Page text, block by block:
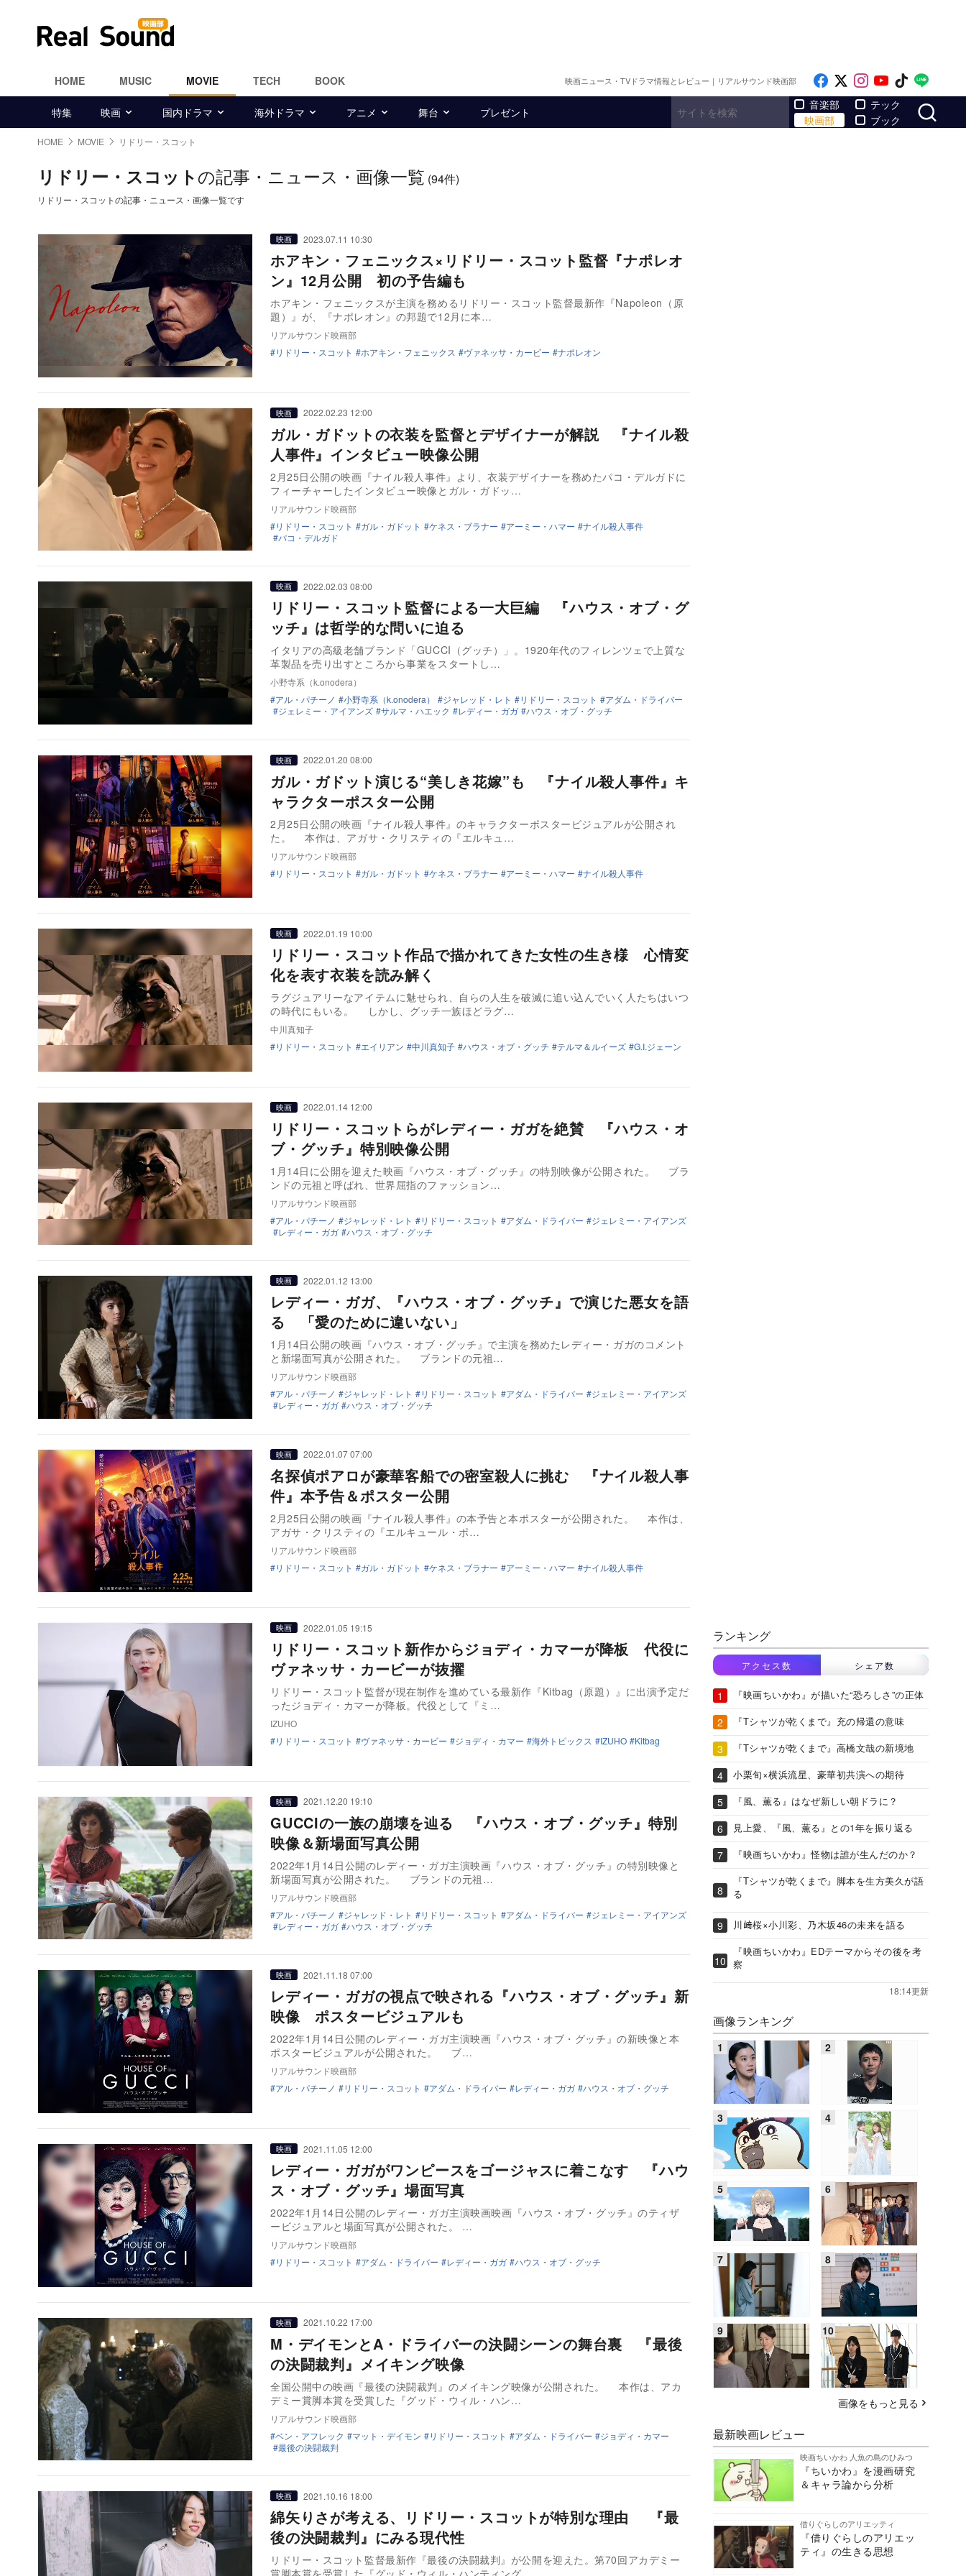
HOME MUSIC MOVIE TECH BOOK 映画ニュース・TVドラマ情報とレビュー｜リアルサウンド映画部 Like on Facebook
Follow on x
Follow on
Follow on
Follow
特集 映画 国内ドラマ 海外ドラマ アニメ 舞台 プレゼント
音楽部
映画部
テック
ブック
HOME MOVIE リドリー・スコット
リドリー・スコットの記事・ニュース・画像一覧 (94件)
リドリー・スコットの記事・ニュース・画像一覧です
映画 2023.07.11 10:30
ホアキン・フェニックス×リドリー・スコット監督『ナポレオ
ン』12月公開 初の予告編も
ホアキン・フェニックスが主演を務めるリドリー・スコット監督最新作『Napoleon（原
題）』が、『ナポレオン』の邦題で12月に本…
リアルサウンド映画部
リドリー・スコット
ホアキン・フェニックス ヴァネッサ・カービー ナポレオン
映画 2022.02.23 12:00
ガル・ガドットの衣装を監督とデザイナーが解説 『ナイル殺
人事件』インタビュー映像公開
2月25日公開の映画『ナイル殺人事件』より、衣装デザイナーを務めたパコ・デルガドに
フィーチャーしたインタビュー映像とガル・ガドッ…
リアルサウンド映画部
リドリー・スコット
ガル・ガドット ケネス・ブラナー アーミー・ハマー
ナイル殺人事件
パコ・デルガド
映画 2022.02.03 08:00
リドリー・スコット監督による一大巨編 『ハウス・オブ・グ
ッチ』は哲学的な問いに迫る
イタリアの高級老舗ブランド「GUCCI（グッチ）」。1920年代のフィレンツェで上質な
革製品を売り出すところから事業をスタートし…
小野寺系（k.onodera）
アル・パチーノ
小野寺系（k.onodera） ジャレッド・レト リドリー・スコット
アダム・ドライバー
ジェレミー・アイアンズ
サルマ・ハエック レディー・ガガ ハウス・オブ・グッチ
映画 2022.01.20 08:00
ガル・ガドット演じる“美しき花嫁”も 『ナイル殺人事件』キ
ャラクターポスター公開
2月25日公開の映画『ナイル殺人事件』のキャラクターポスタービジュアルが公開され
た。 本作は、アガサ・クリスティの『エルキュ…
リアルサウンド映画部
リドリー・スコット
ガル・ガドット ケネス・ブラナー アーミー・ハマー ナイル殺人事件
映画 2022.01.19 10:00
リドリー・スコット作品で描かれてきた女性の生き様 心情変
化を表す衣装を読み解く
ラグジュアリーなアイテムに魅せられ、自らの人生を破滅に追い込んでいく人たちはいつ
の時代にもいる。 しかし、グッチ一族ほどラグ…
中川真知子
リドリー・スコット
エイリアン 中川真知子 ハウス・オブ・グッチ テルマ＆ルイーズ G.I.ジェーン
映画 2022.01.14 12:00
リドリー・スコットらがレディー・ガガを絶賛 『ハウス・オ
ブ・グッチ』特別映像公開
1月14日に公開を迎えた映画『ハウス・オブ・グッチ』の特別映像が公開された。 ブラ
ンドの元祖と呼ばれ、世界屈指のファッション…
リアルサウンド映画部
アル・パチーノ
ジャレッド・レト リドリー・スコット アダム・ドライバー
ジェレミー・アイアンズ
レディー・ガガ
ハウス・オブ・グッチ
映画 2022.01.12 13:00
レディー・ガガ、『ハウス・オブ・グッチ』で演じた悪女を語
る 「愛のために違いない」
1月14日公開の映画『ハウス・オブ・グッチ』で主演を務めたレディー・ガガのコメント
と新場面写真が公開された。 ブランドの元祖…
リアルサウンド映画部
アル・パチーノ
ジャレッド・レト リドリー・スコット アダム・ドライバー
ジェレミー・アイアンズ
レディー・ガガ
ハウス・オブ・グッチ
映画 2022.01.07 07:00
名探偵ポアロが豪華客船での密室殺人に挑む 『ナイル殺人事
件』本予告＆ポスター公開
2月25日公開の映画『ナイル殺人事件』の本予告と本ポスターが公開された。 本作は、
アガサ・クリスティの『エルキュール・ポ…
リアルサウンド映画部
リドリー・スコット
ガル・ガドット ケネス・ブラナー アーミー・ハマー ナイル殺人事件
映画 2022.01.05 19:15
リドリー・スコット新作からジョディ・カマーが降板 代役に
ヴァネッサ・カービーが抜擢
リドリー・スコット監督が現在制作を進めている最新作『Kitbag（原題）』に出演予定だ
ったジョディ・カマーが降板。代役として『ミ…
IZUHO
リドリー・スコット
ヴァネッサ・カービー ジョディ・カマー 海外トピックス IZUHO Kitbag
映画 2021.12.20 19:10
GUCCIの一族の崩壊を辿る 『ハウス・オブ・グッチ』特別
映像＆新場面写真公開
2022年1月14日公開のレディー・ガガ主演映画『ハウス・オブ・グッチ』の特別映像と
新場面写真が公開された。 ブランドの元祖…
リアルサウンド映画部
アル・パチーノ
ジャレッド・レト リドリー・スコット アダム・ドライバー
ジェレミー・アイアンズ
レディー・ガガ
ハウス・オブ・グッチ
映画 2021.11.18 07:00
レディー・ガガの視点で映される『ハウス・オブ・グッチ』新
映像 ポスタービジュアルも
2022年1月14日公開のレディー・ガガ主演映画『ハウス・オブ・グッチ』の新映像と本
ポスタービジュアルが公開された。 ブ…
リアルサウンド映画部
アル・パチーノ
リドリー・スコット アダム・ドライバー レディー・ガガ ハウス・オブ・グッチ
映画 2021.11.05 12:00
レディー・ガガがワンピースをゴージャスに着こなす 『ハウ
ス・オブ・グッチ』場面写真
2022年1月14日公開のレディー・ガガ主演映画映画『ハウス・オブ・グッチ』のティザ
ービジュアルと場面写真が公開された。 …
リアルサウンド映画部
リドリー・スコット
アダム・ドライバー レディー・ガガ ハウス・オブ・グッチ
映画 2021.10.22 17:00
M・デイモンとA・ドライバーの決闘シーンの舞台裏 『最後
の決闘裁判』メイキング映像
全国公開中の映画『最後の決闘裁判』のメイキング映像が公開された。 本作は、アカ
デミー賞脚本賞を受賞した『グッド・ウィル・ハン…
リアルサウンド映画部
ベン・アフレック
マット・デイモン リドリー・スコット アダム・ドライバー
ジョディ・カマー
最後の決闘裁判
映画 2021.10.16 18:00
綿矢りさが考える、リドリー・スコットが特別な理由 『最
後の決闘裁判』にみる現代性
リドリー・スコット監督最新作『最後の決闘裁判』が公開を迎えた。第70回アカデミー
ランキング
アクセス数 シェア数
『映画ちいかわ』が描いた“恐ろしさ”の正体
『Tシャツが乾くまで』充の帰還の意味
『Tシャツが乾くまで』高橋文哉の新境地
小栗旬×横浜流星、豪華初共演への期待
『風、薫る』はなぜ新しい朝ドラに？
見上愛、『風、薫る』との1年を振り返る
『映画ちいかわ』怪物は誰が生んだのか？
『Tシャツが乾くまで』脚本を生方美久が語
る
川﨑桜×小川彩、乃木坂46の未来を語る
『映画ちいかわ』EDテーマからその後を考
察
18:14更新
画像ランキング
画像をもっと見る
最新映画レビュー
映画ちいかわ 人魚の島のひみつ
『ちいかわ』を漫画研究
＆キャラ論から分析
借りぐらしのアリエッティ
『借りぐらしのアリエッ
ティ』の生きる思想